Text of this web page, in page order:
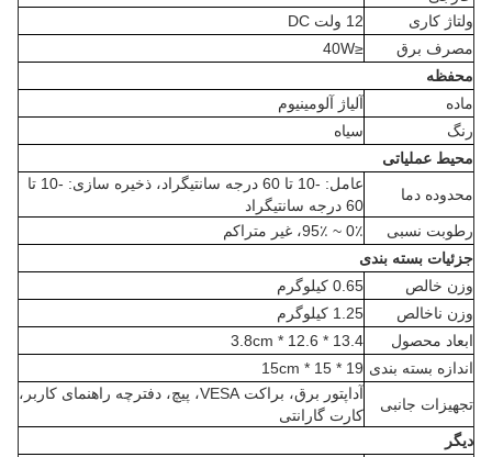
ولتاژ کاری
12 ولت DC
مصرف برق
≤40W
محفظه
ماده
آلیاژ آلومینیوم
رنگ
سیاه
محیط عملیاتی
محدوده دما
عامل: -10 تا 60 درجه سانتیگراد، ذخیره سازی: -10 تا
60 درجه سانتیگراد
رطوبت نسبی
0٪ ~ 95٪، غیر متراکم
جزئیات بسته بندی
وزن خالص
0.65 کیلوگرم
وزن ناخالص
1.25 کیلوگرم
ابعاد محصول
13.4 * 12.6 * 3.8cm
اندازه بسته بندی 19 * 15 * 15cm
تجهیزات جانبی
آداپتور برق، براکت VESA، پیچ، دفترچه راهنمای کاربر،
کارت گارانتی
دیگر